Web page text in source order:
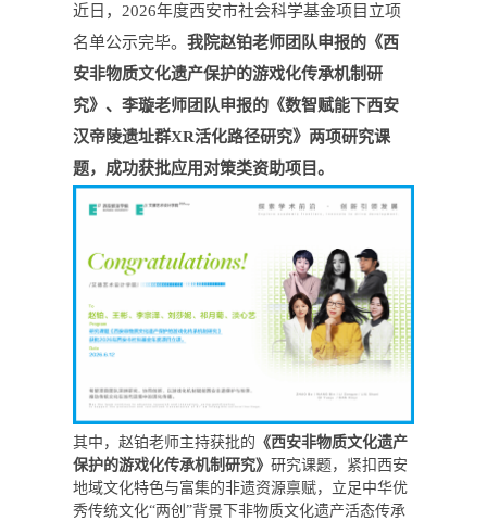
近日， 2026年度西安市社会科学基金项目立项
名单公示完毕。我院赵铂老师团队申报的《西
安非物质文化遗产保护的游戏化传承机制研
究》、李璇老师团队申报的《数智赋能下西安
汉帝陵遗址群XR活化路径研究》两项研究课
题，成功获批应用对策类资助项目。
其中，赵铂老师主持获批的 《西安非物质文化遗产
保护的游戏化传承机制研究》研究课题， 紧扣西安
地域文化特色与富集的非遗资源禀赋，立足中华优
秀传统文化“两创”背景下非物质文化遗产活态传承